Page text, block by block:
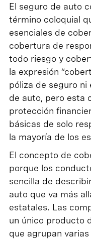
El seguro de auto
término coloquial
esenciales de
cobertura de
todo riesgo y
la expresión
póliza de seguro ni
de auto, pero esta
protección
básicas de solo
la mayoría de los
El concepto de
porque los
sencilla de
auto que va más
estatales. Las
un único producto
que agrupan